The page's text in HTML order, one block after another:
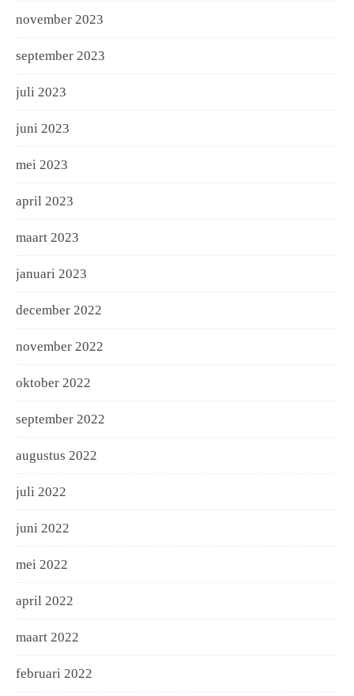
november 2023
september 2023
juli 2023
juni 2023
mei 2023
april 2023
maart 2023
januari 2023
december 2022
november 2022
oktober 2022
september 2022
augustus 2022
juli 2022
juni 2022
mei 2022
april 2022
maart 2022
februari 2022